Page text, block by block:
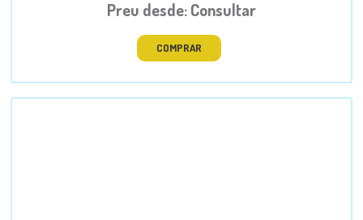
Preu desde: Consultar
COMPRAR